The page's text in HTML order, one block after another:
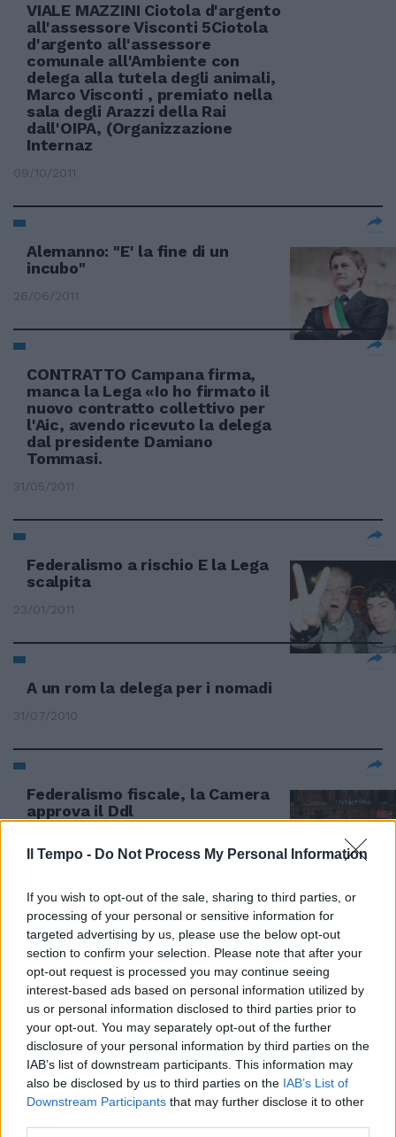
Il Tempo - Do Not Process My Personal Information
If you wish to opt-out of the sale, sharing to third parties, or
processing of your personal or sensitive information for
targeted advertising by us, please use the below opt-out
section to confirm your selection. Please note that after your
opt-out request is processed you may continue seeing
interest-based ads based on personal information utilized by
us or personal information disclosed to third parties prior to
your opt-out. You may separately opt-out of the further
disclosure of your personal information by third parties on the
IAB’s list of downstream participants. This information may
also be disclosed by us to third parties on the IAB’s List of
Downstream Participants that may further disclose it to other
VIALE MAZZINI Ciotola d'argento
all'assessore Visconti 5Ciotola
d'argento all'assessore
comunale all'Ambiente con
delega alla tutela degli animali,
Marco Visconti , premiato nella
sala degli Arazzi della Rai
dall'OIPA, (Organizzazione
Internaz
09/10/2011
Alemanno: "E' la fine di un
incubo"
26/06/2011
CONTRATTO Campana firma,
manca la Lega «Io ho firmato il
nuovo contratto collettivo per
l'Aic, avendo ricevuto la delega
dal presidente Damiano
Tommasi.
31/05/2011
Federalismo a rischio E la Lega
scalpita
23/01/2011
A un rom la delega per i nomadi
31/07/2010
Federalismo fiscale, la Camera
approva il Ddl
Basta scioperi selvaggi, la Cgil
insorge
28/02/2009
Cgil in piazza: contro la crisi
lavoro e contratti
28/02/2009